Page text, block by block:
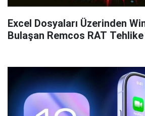
Excel Dosyaları Üzerinden
Bulaşan Remcos RAT Tehlike